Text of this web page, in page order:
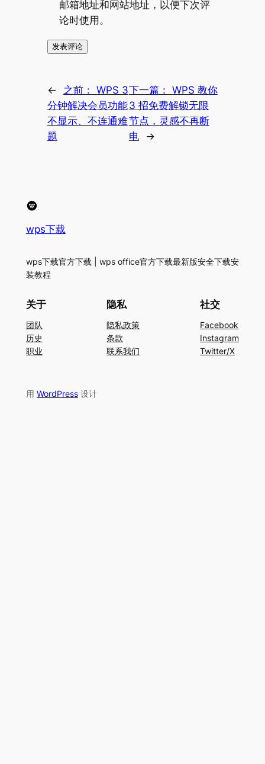
邮箱地址和网站地址，以便下次评
论时使用。
← 之前： WPS 3
分钟解决会员功能
不显示、不连通难
题
下一篇： WPS 教你
3 招免费解锁无限
节点，灵感不再断
电
→
wps下载
wps下载官方下载 | wps office官方下载最新版安全下载安
装教程
关于
团队
历史
职业
隐私
隐私政策
条款
联系我们
社交
Facebook
Instagram
Twitter/X
用 WordPress设计